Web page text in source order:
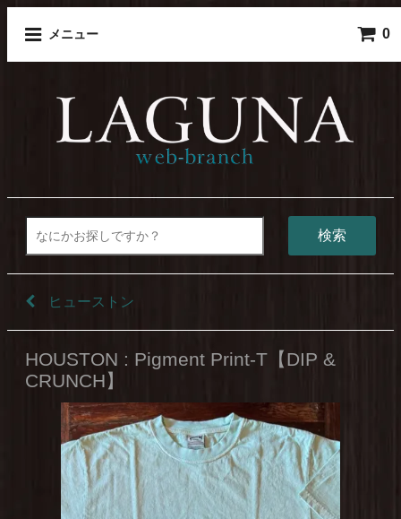
メニュー 0
検索
ヒューストン
HOUSTON : Pigment Print-T【DIP &
CRUNCH】